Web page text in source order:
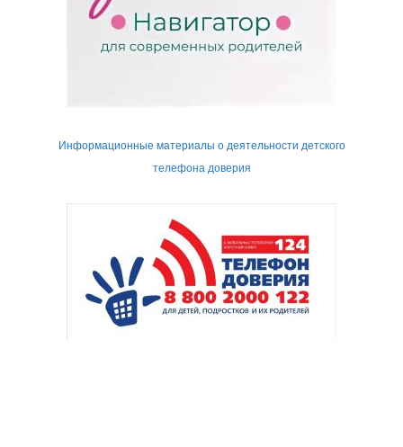
Информационные материалы о деятельности детского
телефона доверия